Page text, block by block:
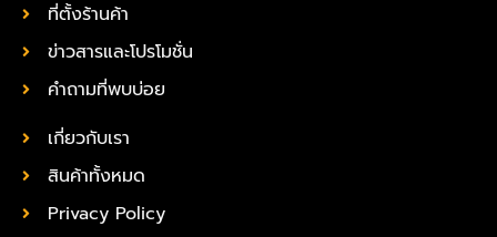
ที่ตั้งร้านค้า
ข่าวสารและโปรโมชั่น
คำถามที่พบบ่อย
เกี่ยวกับเรา
สินค้าทั้งหมด
Privacy Policy